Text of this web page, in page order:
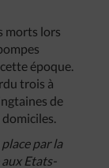
morts lors
époque.
trois à
de
domiciles.
par la
Etats-